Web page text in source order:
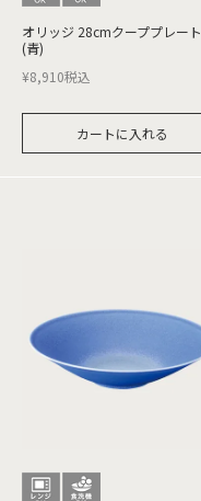
オリッジ 28cmクーププレート
(青)
¥8,910税込
カートに入れる